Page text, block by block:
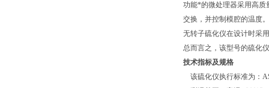
功能*的微处理器采用高质
交换，并控制模腔的温度。
无转子硫化仪在设计时采
总而言之，该型号的硫化
技术指标及规格
该硫化仪执行标准为：